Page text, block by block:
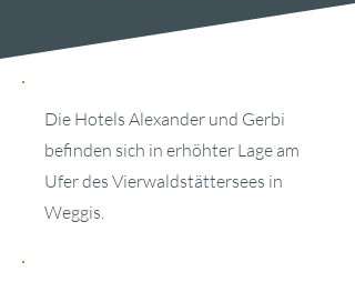
Die Hotels Alexander und Gerbi
befinden sich in erhöhter Lage am
Ufer des Vierwaldstättersees in
Weggis.